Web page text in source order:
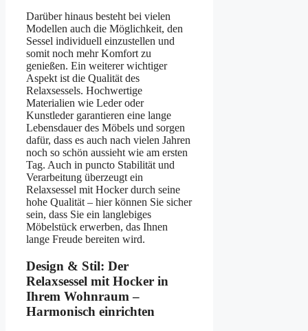
Darüber hinaus besteht bei vielen
Modellen auch die Möglichkeit, den
Sessel individuell einzustellen und
somit noch mehr Komfort zu
genießen. Ein weiterer wichtiger
Aspekt ist die Qualität des
Relaxsessels. Hochwertige
Materialien wie Leder oder
Kunstleder garantieren eine lange
Lebensdauer des Möbels und sorgen
dafür, dass es auch nach vielen Jahren
noch so schön aussieht wie am ersten
Tag. Auch in puncto Stabilität und
Verarbeitung überzeugt ein
Relaxsessel mit Hocker durch seine
hohe Qualität – hier können Sie sicher
sein, dass Sie ein langlebiges
Möbelstück erwerben, das Ihnen
lange Freude bereiten wird.
Design & Stil: Der
Relaxsessel mit Hocker in
Ihrem Wohnraum –
Harmonisch einrichten